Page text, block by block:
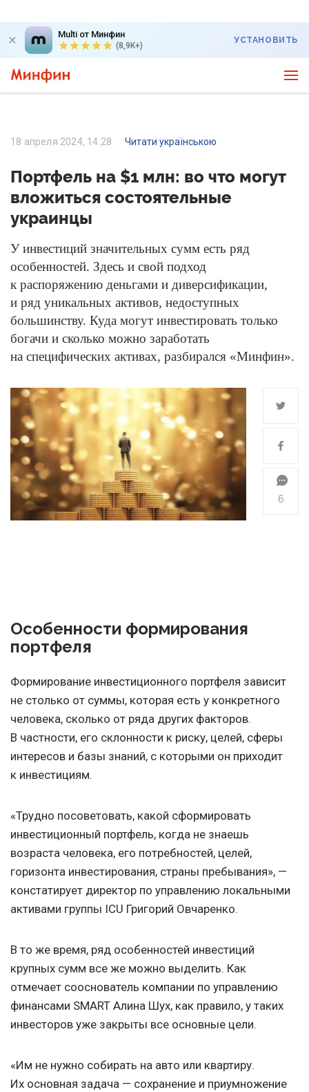
Multi от Минфин
(8,9K+)
УСТАНОВИТЬ
18 апреля 2024, 14:28 Читати українською
Портфель на $1 млн: во что могут
вложиться состоятельные
украинцы
У инвестиций значительных сумм есть ряд
особенностей. Здесь и свой подход
к распоряжению деньгами и диверсификации,
и ряд уникальных активов, недоступных
большинству. Куда могут инвестировать только
богачи и сколько можно заработать
на специфических активах, разбирался «Минфин».
6
Особенности формирования
портфеля
Формирование инвестиционного портфеля зависит
не столько от суммы, которая есть у конкретного
человека, сколько от ряда других факторов.
В частности, его склонности к риску, целей, сферы
интересов и базы знаний, с которыми он приходит
к инвестициям.
«Трудно посоветовать, какой сформировать
инвестиционный портфель, когда не знаешь
возраста человека, его потребностей, целей,
горизонта инвестирования, страны пребывания», —
констатирует директор по управлению локальными
активами группы ICU Григорий Овчаренко.
В то же время, ряд особенностей инвестиций
крупных сумм все же можно выделить. Как
отмечает сооснователь компании по управлению
финансами SMART Алина Шух, как правило, у таких
инвесторов уже закрыты все основные цели.
«Им не нужно собирать на авто или квартиру.
Их основная задача — сохранение и приумножение